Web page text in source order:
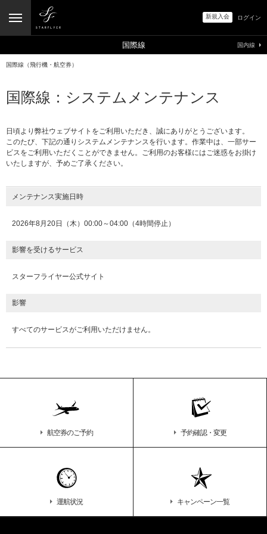
新規入会 ログイン
国際線（飛行機・航空券）
国際線：システムメンテナンス
日頃より弊社ウェブサイトをご利用いただき、誠にありがとうございます。
このたび、下記の通りシステムメンテナンスを行います。作業中は、一部サー
ビスをご利用いただくことができません。ご利用のお客様にはご迷惑をお掛け
いたしますが、予めご了承ください。
メンテナンス実施日時
2026年8月20日（木）00:00～04:00（4時間停止）
影響を受けるサービス
スターフライヤー公式サイト
影響
すべてのサービスがご利用いただけません。
航空券のご予約 予約確認・変更
運航状況 キャンペーン一覧
国内線
国際線